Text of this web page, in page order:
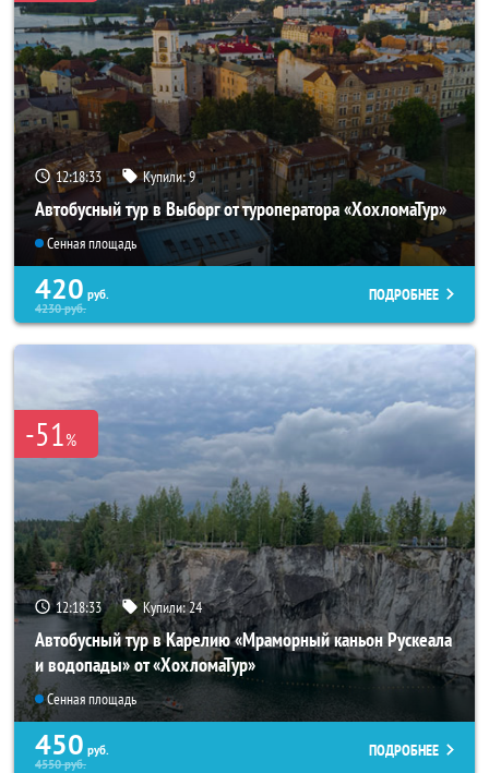
12:18:32 Купили:9
Автобусный тур в Выборг от туроператора «ХохломаТур»
Сенная площадь
420 руб.
4230руб.
ПОДРОБНЕЕ
-51%
12:18:32 Купили:24
Автобусный тур в Карелию «Мраморный каньон Рускеала
и водопады» от «ХохломаТур»
Сенная площадь
450 руб.
4550руб.
ПОДРОБНЕЕ